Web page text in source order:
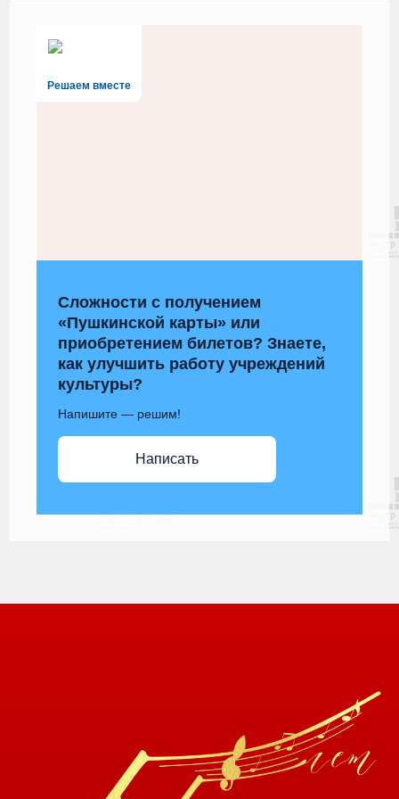
Решаем вместе
Сложности с получением
«Пушкинской карты» или
приобретением билетов? Знаете,
как улучшить работу учреждений
культуры?
Напишите — решим!
Написать